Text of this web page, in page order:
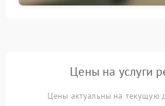
Цены на услуги
Цены актуальны на текущую